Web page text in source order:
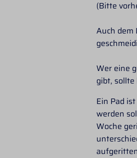
(Bitte
Auch dem
Wer eine
gibt,
Ein Pad
werden
Woche